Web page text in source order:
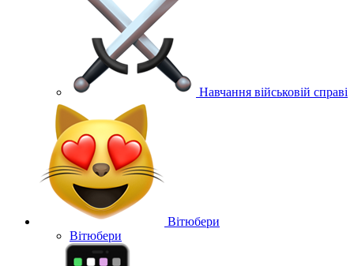
Навчання військовій справі
Вітюбери
Вітюбери